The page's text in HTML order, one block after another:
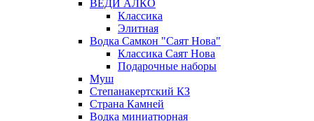
ВЕДИ АЛКО
Классика
Элитная
Водка Самкон "Саят Нова"
Классика Саят Нова
Подарочные наборы
Муш
Степанакертский КЗ
Страна Камней
Водка миниатюрная